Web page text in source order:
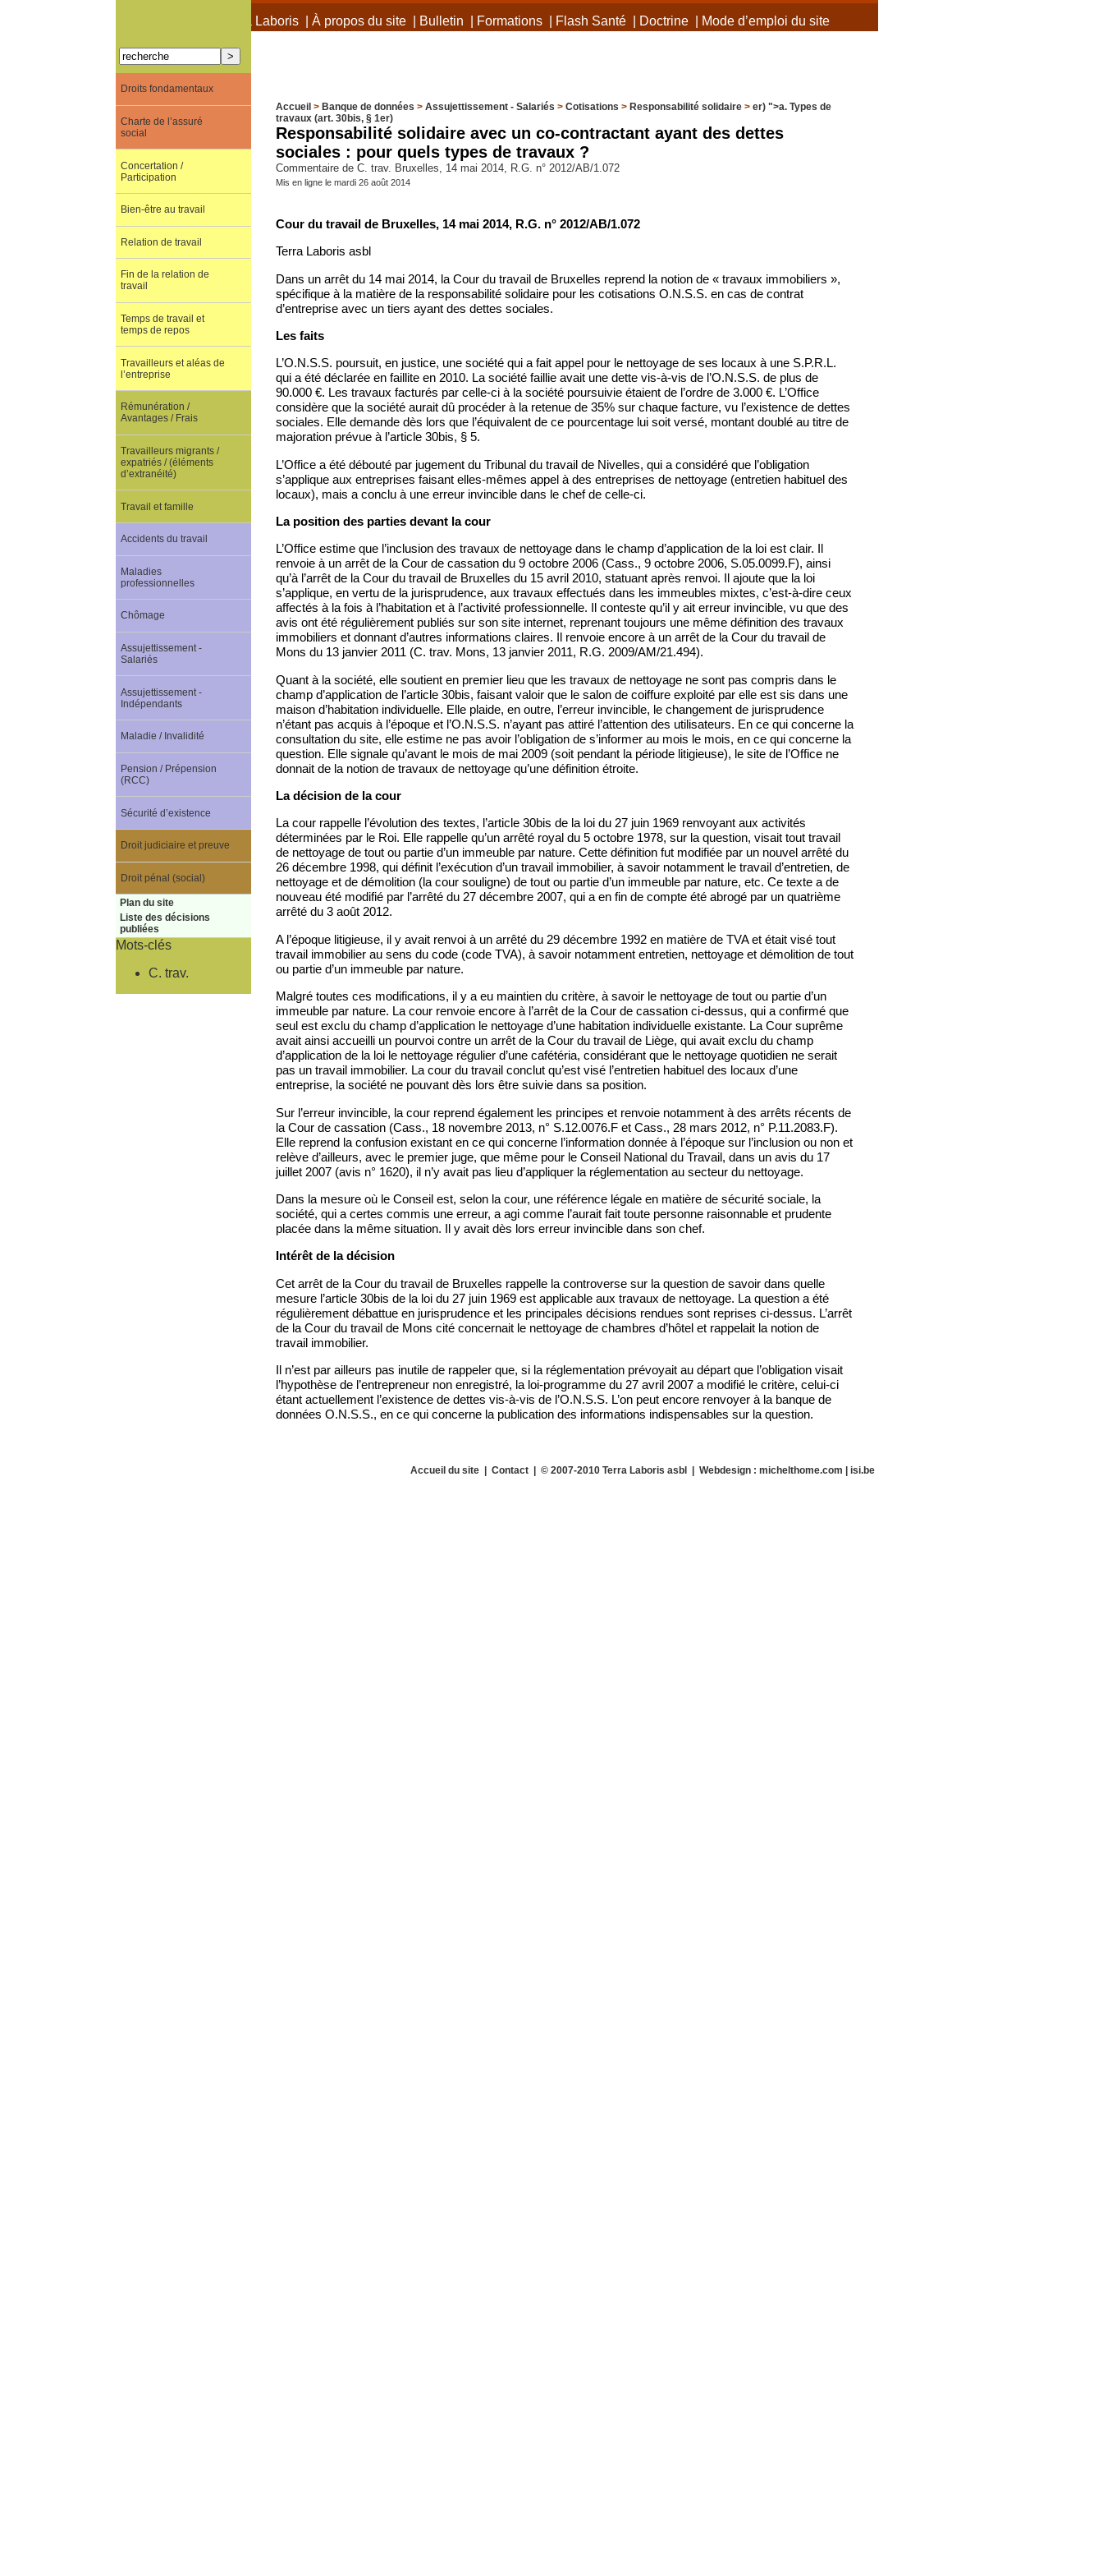
À propos de Terra Laboris| À propos du site| Bulletin Formations| Flash Santé| Doctrine| Mode d’emploi du site
Accueil > Banque de données > Assujettissement - Salariés > Cotisations > Responsabilité solidaire> er) ">a. Types de
travaux (art. 30bis, § 1er)
Responsabilité solidaire avec un co-contractant ayant des dettes
sociales : pour quels types de travaux ?
Commentaire de C. trav. Bruxelles, 14 mai 2014, R.G. n° 2012/AB/1.072
Mis en ligne le mardi 26 août 2014
Cour du travail de Bruxelles, 14 mai 2014, R.G. n° 2012/AB/1.072
Terra Laboris asbl
Dans un arrêt du 14 mai 2014, la Cour du travail de Bruxelles reprend la notion de « travaux immobiliers »,
spécifique à la matière de la responsabilité solidaire pour les cotisations O.N.S.S. en cas de contrat
d’entreprise avec un tiers ayant des dettes sociales.
Les faits
L’O.N.S.S. poursuit, en justice, une société qui a fait appel pour le nettoyage de ses locaux à une S.P.R.L.
qui a été déclarée en faillite en 2010. La société faillie avait une dette vis-à-vis de l’O.N.S.S. de plus de
90.000 €. Les travaux facturés par celle-ci à la société poursuivie étaient de l’ordre de 3.000 €. L’Office
considère que la société aurait dû procéder à la retenue de 35% sur chaque facture, vu l’existence de dettes
sociales. Elle demande dès lors que l’équivalent de ce pourcentage lui soit versé, montant doublé au titre de
majoration prévue à l’article 30bis, § 5.
L’Office a été débouté par jugement du Tribunal du travail de Nivelles, qui a considéré que l’obligation
s’applique aux entreprises faisant elles-mêmes appel à des entreprises de nettoyage (entretien habituel des
locaux), mais a conclu à une erreur invincible dans le chef de celle-ci.
La position des parties devant la cour
L’Office estime que l’inclusion des travaux de nettoyage dans le champ d’application de la loi est clair. Il
renvoie à un arrêt de la Cour de cassation du 9 octobre 2006 (Cass., 9 octobre 2006, S.05.0099.F), ainsi
qu’à l’arrêt de la Cour du travail de Bruxelles du 15 avril 2010, statuant après renvoi. Il ajoute que la loi
s’applique, en vertu de la jurisprudence, aux travaux effectués dans les immeubles mixtes, c’est-à-dire ceux
affectés à la fois à l’habitation et à l’activité professionnelle. Il conteste qu’il y ait erreur invincible, vu que des
avis ont été régulièrement publiés sur son site internet, reprenant toujours une même définition des travaux
immobiliers et donnant d’autres informations claires. Il renvoie encore à un arrêt de la Cour du travail de
Mons du 13 janvier 2011 (C. trav. Mons, 13 janvier 2011, R.G. 2009/AM/21.494).
Quant à la société, elle soutient en premier lieu que les travaux de nettoyage ne sont pas compris dans le
champ d’application de l’article 30bis, faisant valoir que le salon de coiffure exploité par elle est sis dans une
maison d’habitation individuelle. Elle plaide, en outre, l’erreur invincible, le changement de jurisprudence
n’étant pas acquis à l’époque et l’O.N.S.S. n’ayant pas attiré l’attention des utilisateurs. En ce qui concerne la
consultation du site, elle estime ne pas avoir l’obligation de s’informer au mois le mois, en ce qui concerne la
question. Elle signale qu’avant le mois de mai 2009 (soit pendant la période litigieuse), le site de l’Office ne
donnait de la notion de travaux de nettoyage qu’une définition étroite.
La décision de la cour
La cour rappelle l’évolution des textes, l’article 30bis de la loi du 27 juin 1969 renvoyant aux activités
déterminées par le Roi. Elle rappelle qu’un arrêté royal du 5 octobre 1978, sur la question, visait tout travail
de nettoyage de tout ou partie d’un immeuble par nature. Cette définition fut modifiée par un nouvel arrêté du
26 décembre 1998, qui définit l’exécution d’un travail immobilier, à savoir notamment le travail d’entretien, de
nettoyage et de démolition (la cour souligne) de tout ou partie d’un immeuble par nature, etc. Ce texte a de
nouveau été modifié par l’arrêté du 27 décembre 2007, qui a en fin de compte été abrogé par un quatrième
arrêté du 3 août 2012.
A l’époque litigieuse, il y avait renvoi à un arrêté du 29 décembre 1992 en matière de TVA et était visé tout
travail immobilier au sens du code (code TVA), à savoir notamment entretien, nettoyage et démolition de tout
ou partie d’un immeuble par nature.
Malgré toutes ces modifications, il y a eu maintien du critère, à savoir le nettoyage de tout ou partie d’un
immeuble par nature. La cour renvoie encore à l’arrêt de la Cour de cassation ci-dessus, qui a confirmé que
seul est exclu du champ d’application le nettoyage d’une habitation individuelle existante. La Cour suprême
avait ainsi accueilli un pourvoi contre un arrêt de la Cour du travail de Liège, qui avait exclu du champ
d’application de la loi le nettoyage régulier d’une cafétéria, considérant que le nettoyage quotidien ne serait
pas un travail immobilier. La cour du travail conclut qu’est visé l’entretien habituel des locaux d’une
entreprise, la société ne pouvant dès lors être suivie dans sa position.
Sur l’erreur invincible, la cour reprend également les principes et renvoie notamment à des arrêts récents de
la Cour de cassation (Cass., 18 novembre 2013, n° S.12.0076.F et Cass., 28 mars 2012, n° P.11.2083.F).
Elle reprend la confusion existant en ce qui concerne l’information donnée à l’époque sur l’inclusion ou non et
relève d’ailleurs, avec le premier juge, que même pour le Conseil National du Travail, dans un avis du 17
juillet 2007 (avis n° 1620), il n’y avait pas lieu d’appliquer la réglementation au secteur du nettoyage.
Dans la mesure où le Conseil est, selon la cour, une référence légale en matière de sécurité sociale, la
société, qui a certes commis une erreur, a agi comme l’aurait fait toute personne raisonnable et prudente
placée dans la même situation. Il y avait dès lors erreur invincible dans son chef.
Intérêt de la décision
Cet arrêt de la Cour du travail de Bruxelles rappelle la controverse sur la question de savoir dans quelle
mesure l’article 30bis de la loi du 27 juin 1969 est applicable aux travaux de nettoyage. La question a été
régulièrement débattue en jurisprudence et les principales décisions rendues sont reprises ci-dessus. L’arrêt
de la Cour du travail de Mons cité concernait le nettoyage de chambres d’hôtel et rappelait la notion de
travail immobilier.
Il n’est par ailleurs pas inutile de rappeler que, si la réglementation prévoyait au départ que l’obligation visait
l’hypothèse de l’entrepreneur non enregistré, la loi-programme du 27 avril 2007 a modifié le critère, celui-ci
étant actuellement l’existence de dettes vis-à-vis de l’O.N.S.S. L’on peut encore renvoyer à la banque de
données O.N.S.S., en ce qui concerne la publication des informations indispensables sur la question.
Droits fondamentaux
Charte de l’assuré
social
Concertation /
Participation
Bien-être au travail
Relation de travail
Fin de la relation de
travail
Temps de travail et
temps de repos
Travailleurs et aléas de
l’entreprise
Rémunération /
Avantages / Frais
Travailleurs migrants /
expatriés / (éléments
d’extranéité)
Travail et famille
Accidents du travail
Maladies
professionnelles
Chômage
Assujettissement -
Salariés
Assujettissement -
Indépendants
Maladie / Invalidité
Pension / Prépension
(RCC)
Sécurité d’existence
Droit judiciaire et preuve
Droit pénal (social)
Plan du site
Liste des décisions
publiées
Mots-clés
C. trav.
Accueil du site| Contact| © 2007-2010 Terra Laboris asbl | Webdesign : michelthome.com | isi.be